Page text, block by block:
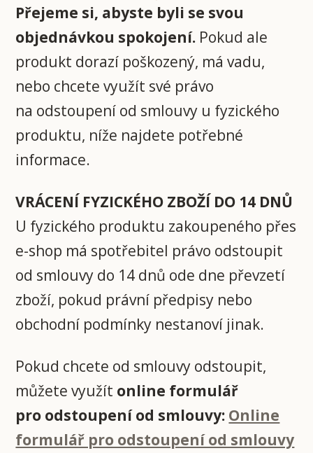
Přejeme si, abyste byli se svou
objednávkou spokojení. Pokud ale
produkt dorazí poškozený, má vadu,
nebo chcete využít své právo
na odstoupení od smlouvy u fyzického
produktu, níže najdete potřebné
informace.
VRÁCENÍ FYZICKÉHO ZBOŽÍ DO 14 DNŮ
U fyzického produktu zakoupeného přes
e-shop má spotřebitel právo odstoupit
od smlouvy do 14 dnů ode dne převzetí
zboží, pokud právní předpisy nebo
obchodní podmínky nestanoví jinak.
Pokud chcete od smlouvy odstoupit,
můžete využít online formulář
pro odstoupení od smlouvy: Online
formulář pro odstoupení od smlouvy